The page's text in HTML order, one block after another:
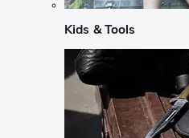
Kids & Tools